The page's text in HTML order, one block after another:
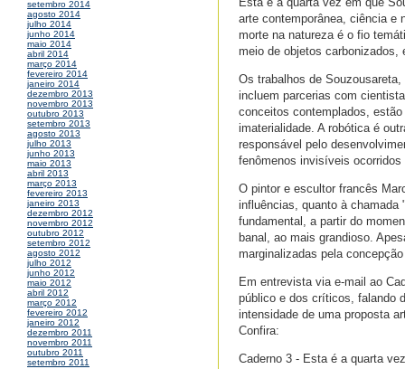
setembro 2014
agosto 2014
julho 2014
junho 2014
maio 2014
abril 2014
março 2014
fevereiro 2014
janeiro 2014
dezembro 2013
novembro 2013
outubro 2013
setembro 2013
agosto 2013
julho 2013
junho 2013
maio 2013
abril 2013
março 2013
fevereiro 2013
janeiro 2013
dezembro 2012
novembro 2012
outubro 2012
setembro 2012
agosto 2012
julho 2012
junho 2012
maio 2012
abril 2012
março 2012
fevereiro 2012
janeiro 2012
dezembro 2011
novembro 2011
outubro 2011
setembro 2011
arte contemporânea, ciência e
morte na natureza é o fio
meio de objetos
Os trabalhos de
incluem parcerias com
conceitos contemplados,
imaterialidade. A robótica é
responsável pelo
fenômenos invisíveis ocorridos
O pintor e escultor francês
influências, quanto à chamada
fundamental, a partir do
banal, ao mais grandioso.
marginalizadas pela
Em entrevista via e-mail ao
público e dos críticos, falando
intensidade de uma proposta
Confira:
Caderno 3 - Esta é a quarta